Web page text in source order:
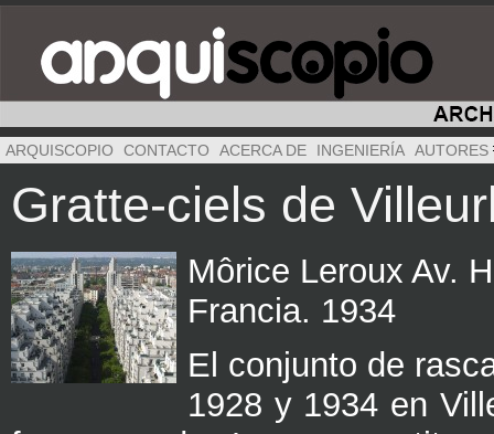
ARQUISCOPIO CONTACTO ACERCA DE INGENIERÍA AUTORES
Gratte-ciels de
Môrice Leroux Av.
Francia. 1934
El conjunto de
1928 y 1934 en